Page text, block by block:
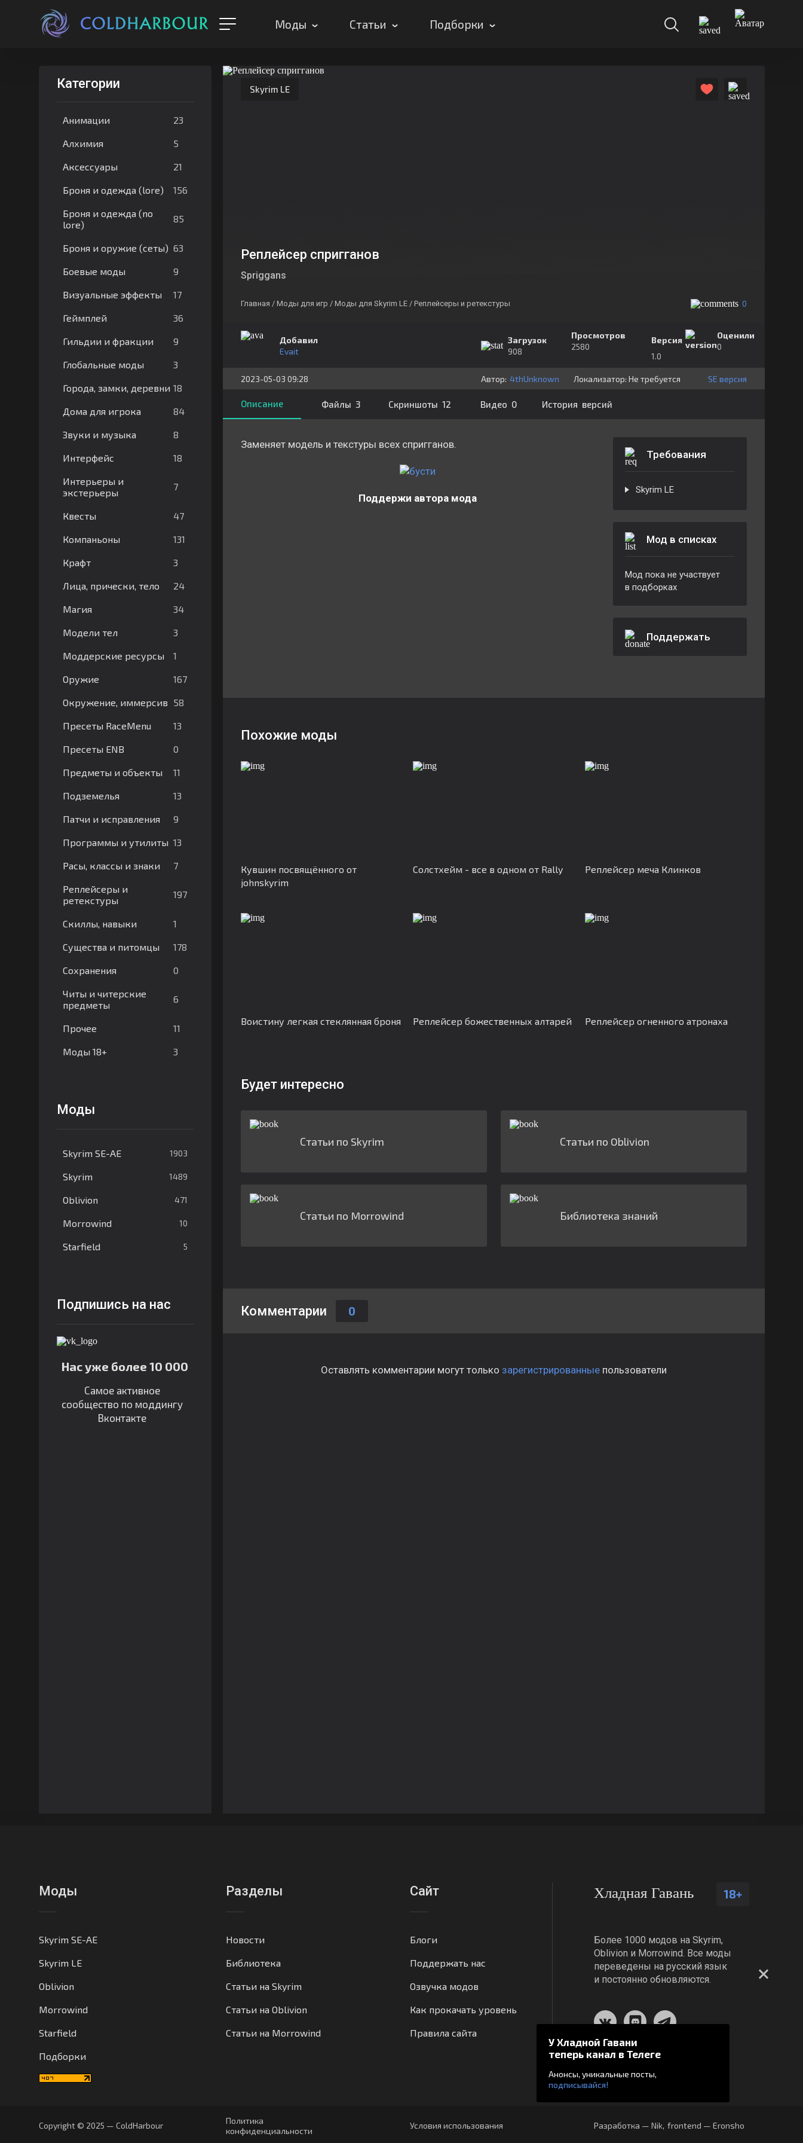
Моды Статьи Подборки
Категории
Анимации 23
Алхимия 5
Аксессуары 21
Броня и одежда (lore) 156
Броня и одежда (no
lore)
85
Броня и оружие (сеты) 63
Боевые моды 9
Визуальные эффекты 17
Геймплей 36
Гильдии и фракции 9
Глобальные моды 3
Города, замки, деревни 18
Дома для игрока 84
Звуки и музыка 8
Интерфейс 18
Интерьеры и
экстерьеры
7
Квесты 47
Компаньоны 131
Крафт 3
Лица, прически, тело 24
Магия 34
Модели тел 3
Моддерские ресурсы 1
Оружие 167
Окружение, иммерсив 58
Пресеты RaceMenu 13
Пресеты ENB 0
Предметы и объекты 11
Подземелья 13
Патчи и исправления 9
Программы и утилиты 13
Расы, классы и знаки 7
Реплейсеры и
ретекстуры
197
Скиллы, навыки 1
Существа и питомцы 178
Сохранения 0
Читы и читерские
предметы
6
Прочее 11
Моды 18+ 3
Моды
Skyrim SE-AE 1903
Skyrim 1489
Oblivion 471
Morrowind 10
Starfield 5
Подпишись на нас
Нас уже более 10 000
Самое активное
сообщество по моддингу
Вконтакте
Skyrim LE
Реплейсер спригганов
Spriggans
Главная / Моды для игр / Моды для Skyrim LE / Реплейсеры и ретекстуры 0
Добавил
Evait
Загрузок
908
Просмотров
2580
Версия
1.0
Оценили
0
2023-05-03 09:28 Автор: 4thUnknown Локализатор: ⁣⁣⁣Не требуется SE версия
Описание Файлы 3 Скриншоты 12 Видео 0 История версий
Заменяет модель и текстуры всех спригганов.
Поддержи автора мода
Требования
Skyrim LE
Мод в списках
Мод пока не участвует
в подборках
Поддержать
Похожие моды
Кувшин посвящённого от
johnskyrim
Солстхейм - все в одном от Rally Реплейсер меча Клинков
Воистину легкая стеклянная броня Реплейсер божественных алтарей Реплейсер огненного атронаха
Будет интересно
Статьи по Skyrim Статьи по Oblivion
Статьи по Morrowind Библиотека знаний
Комментарии 0
Оставлять комментарии могут только зарегистрированныепользователи
У Хладной Гавани
теперь канал в Телеге
Анонсы, уникальные посты,
подписывайся!
Моды
Skyrim SE-AE
Skyrim LE
Oblivion
Morrowind
Starfield
Подборки
Разделы
Новости
Библиотека
Статьи на Skyrim
Статьи на Oblivion
Статьи на Morrowind
Сайт
Блоги
Поддержать нас
Озвучка модов
Как прокачать уровень
Правила сайта
Хладная Гавань 18+
Более 1000 модов на Skyrim,
Oblivion и Morrowind. Все моды
переведены на русский язык
и постоянно обновляются.
Copyright © 2025 — ColdHarbour
Политика
конфиденциальности
Условия использования Разработка — Nik, frontend — Eronsho